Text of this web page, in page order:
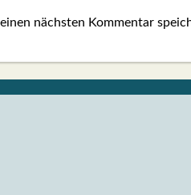
nächsten Kommentar